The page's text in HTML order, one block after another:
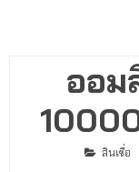
ออม
สินเชื่อ